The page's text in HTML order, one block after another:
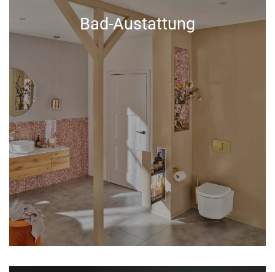
Bad-Austattung